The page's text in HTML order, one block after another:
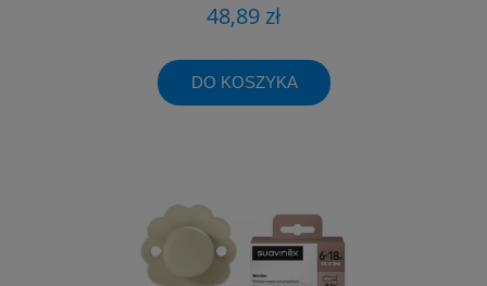
48,89 zł
DO KOSZYKA